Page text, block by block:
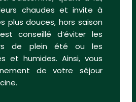
chaudes et invite à
plus douces, hors saison
conseillé d’éviter les
de plein été ou les
et humides. Ainsi, vous
de votre séjour